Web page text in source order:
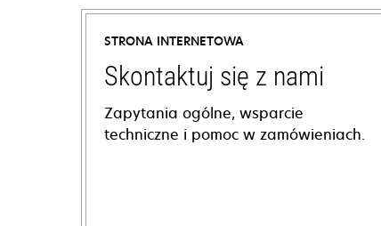
STRONA INTERNETOWA
Skontaktuj się z nami
Zapytania ogólne, wsparcie
techniczne i pomoc w zamówieniach.